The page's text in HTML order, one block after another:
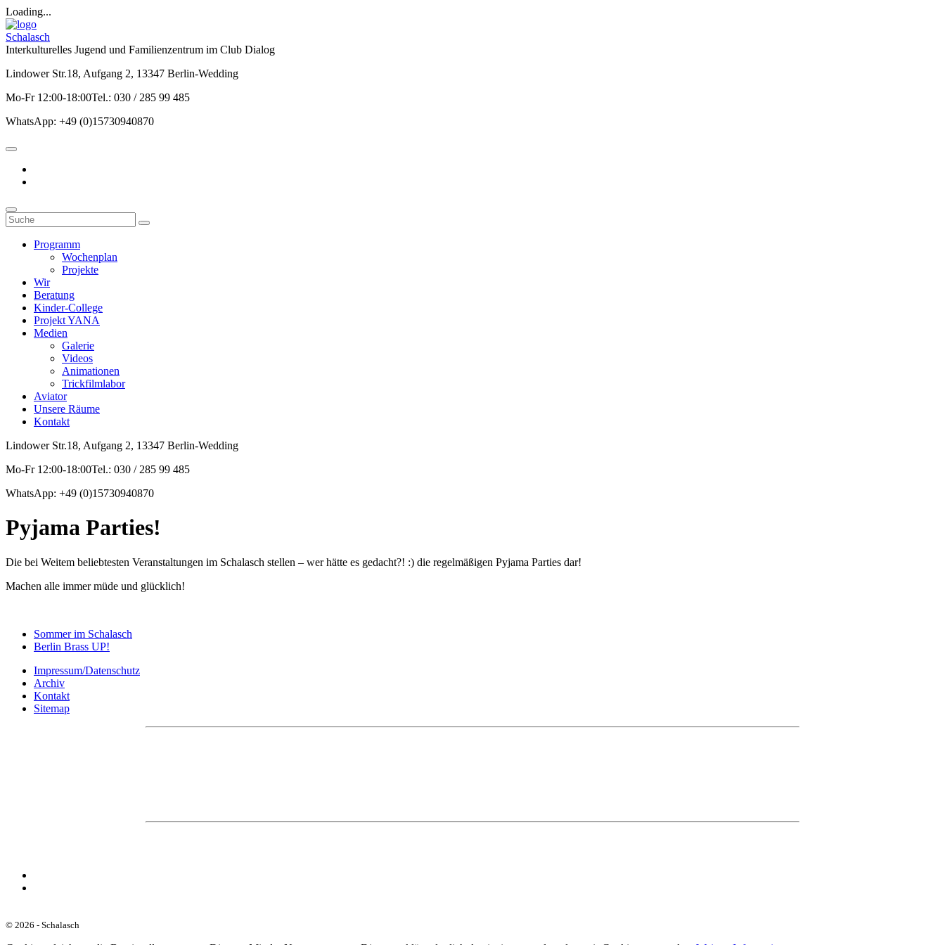
Loading...
Schalasch
Interkulturelles Jugend und Familienzentrum im Club Dialog
Lindower Str.18, Aufgang 2, 13347 Berlin-Wedding
Mo-Fr 12:00-18:00Tel.: 030 / 285 99 485
WhatsApp: +49 (0)15730940870
Programm
Wochenplan
Projekte
Wir
Beratung
Kinder-College
Projekt YANA
Medien
Galerie
Videos
Animationen
Trickfilmlabor
Aviator
Unsere Räume
Kontakt
Lindower Str.18, Aufgang 2, 13347 Berlin-Wedding
Mo-Fr 12:00-18:00Tel.: 030 / 285 99 485
WhatsApp: +49 (0)15730940870
Pyjama Parties!
Die bei Weitem beliebtesten Veranstaltungen im Schalasch stellen – wer hätte es gedacht?! :) die regelmäßigen Pyjama Parties dar!
Machen alle immer müde und glücklich!
Sommer im Schalasch
Berlin Brass UP!
Impressum/Datenschutz
Archiv
Kontakt
Sitemap
© 2026 - Schalasch